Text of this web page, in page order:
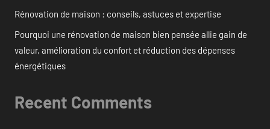
Rénovation de maison : conseils, astuces et expertise
Pourquoi une rénovation de maison bien pensée allie gain de
valeur, amélioration du confort et réduction des dépenses
énergétiques
Recent Comments